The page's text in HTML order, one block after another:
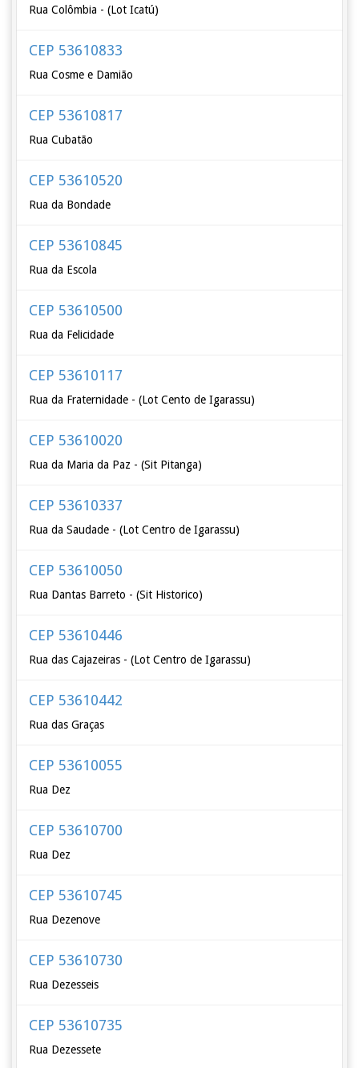
Rua Colômbia - (Lot Icatú)
CEP 53610833
Rua Cosme e Damião
CEP 53610817
Rua Cubatão
CEP 53610520
Rua da Bondade
CEP 53610845
Rua da Escola
CEP 53610500
Rua da Felicidade
CEP 53610117
Rua da Fraternidade - (Lot Cento de Igarassu)
CEP 53610020
Rua da Maria da Paz - (Sit Pitanga)
CEP 53610337
Rua da Saudade - (Lot Centro de Igarassu)
CEP 53610050
Rua Dantas Barreto - (Sit Historico)
CEP 53610446
Rua das Cajazeiras - (Lot Centro de Igarassu)
CEP 53610442
Rua das Graças
CEP 53610055
Rua Dez
CEP 53610700
Rua Dez
CEP 53610745
Rua Dezenove
CEP 53610730
Rua Dezesseis
CEP 53610735
Rua Dezessete